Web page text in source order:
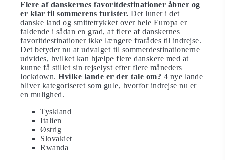
Flere af danskernes favoritdestinationer åbner og
er klar til sommerens turister. Det luner i det
danske land og smittetrykket over hele Europa er
faldende i sådan en grad, at flere af danskernes
favoritdestinationer ikke længere frarådes til indrejse.
Det betyder nu at udvalget til sommerdestinationerne
udvides, hvilket kan hjælpe flere danskere med at
kunne få stillet sin rejselyst efter flere måneders
lockdown. Hvilke lande er der tale om? 4 nye lande
bliver kategoriseret som gule, hvorfor indrejse nu er
en mulighed.
Tyskland
Italien
Østrig
Slovakiet
Rwanda